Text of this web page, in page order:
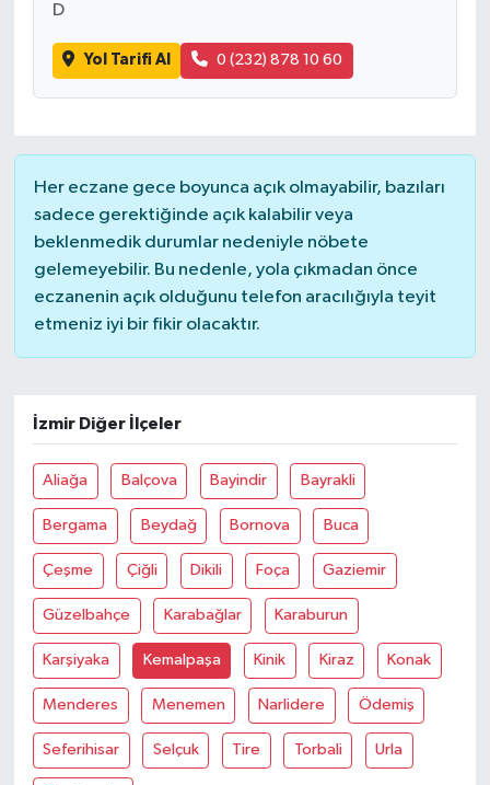
D
Yol Tarifi Al 0 (232) 878 10 60
Her eczane gece boyunca açık olmayabilir, bazıları
sadece gerektiğinde açık kalabilir veya
beklenmedik durumlar nedeniyle nöbete
gelemeyebilir. Bu nedenle, yola çıkmadan önce
eczanenin açık olduğunu telefon aracılığıyla teyit
etmeniz iyi bir fikir olacaktır.
İzmir Diğer İlçeler
Aliağa Balçova Bayindir Bayrakli
Bergama Beydağ Bornova Buca
Çeşme Çiğli Dikili Foça Gaziemir
Güzelbahçe Karabağlar Karaburun
Karşiyaka Kemalpaşa Kinik Kiraz Konak
Menderes Menemen Narlidere Ödemiş
Seferihisar Selçuk Tire Torbali Urla